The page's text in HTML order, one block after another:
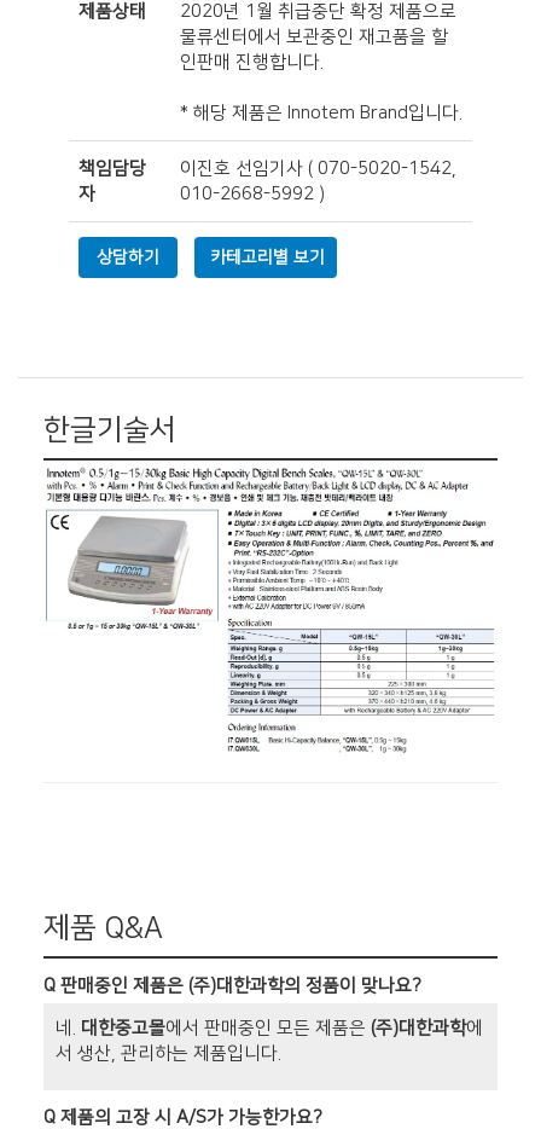
제품상태
2020년 1월 취급중단 확정 제품으로
물류센터에서 보관중인 재고품을 할
인판매 진행합니다.
* 해당 제품은 Innotem Brand입니다.
책임담당
자
이진호 선임기사( 070-5020-1542,
010-2668-5992)
상담하기 카테고리별 보기
한글기술서
제품 Q&A
Q판매중인 제품은 (주)대한과학의 정품이 맞나요?
네. 대한중고몰에서 판매중인 모든 제품은 (주)대한과학에
서 생산, 관리하는 제품입니다.
Q제품의 고장 시 A/S가 가능한가요?